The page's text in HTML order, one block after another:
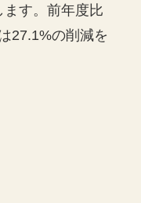
す。前年度比
27.1%の削減を